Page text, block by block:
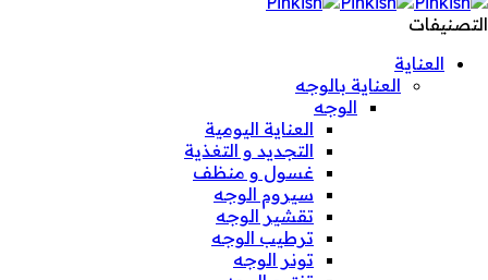
التصنيفات
العناية
العناية بالوجه
الوجه
العناية اليومية
التجديد و التغذية
غسول و منظف
سيروم الوجه
تقشير الوجه
ترطيب الوجه
تونر الوجه